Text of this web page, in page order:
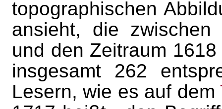
topographischen
ansieht, die
und den Zeitraum
insgesamt 262
Lesern, wie es auf dem